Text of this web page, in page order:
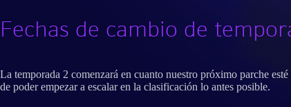
Fechas de cambio de
La temporada 2 comenzará en cuanto nuestro próximo parche
de poder empezar a escalar en la clasificación lo antes posible.